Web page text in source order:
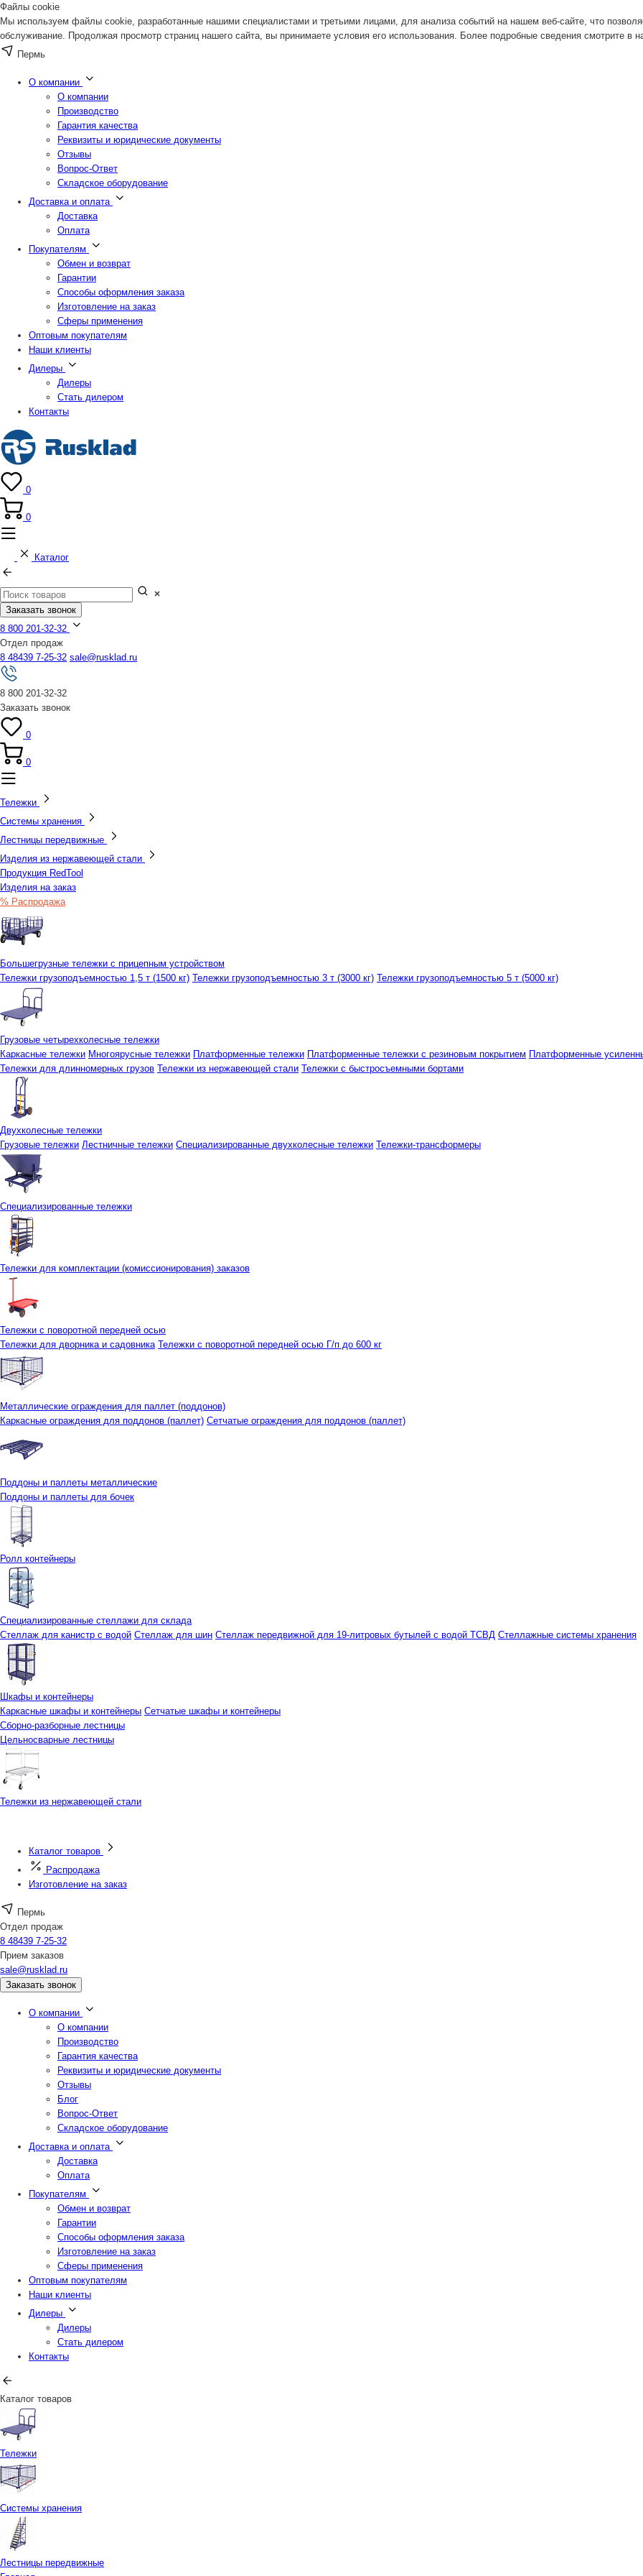
Файлы cookie
Мы используем файлы cookie, разработанные нашими специалистами и третьими лицами, для анализа событий на нашем веб-сайте, что
обслуживание. Продолжая просмотр страниц нашего сайта, вы принимаете условия его использования. Более подробные сведения смотрите в
Пермь
О компании
О компании
Производство
Гарантия качества
Реквизиты и юридические документы
Отзывы
Вопрос-Ответ
Складское оборудование
Доставка и оплата
Доставка
Оплата
Покупателям
Обмен и возврат
Гарантии
Способы оформления заказа
Изготовление на заказ
Сферы применения
Оптовым покупателям
Наши клиенты
Дилеры
Дилеры
Стать дилером
Контакты
0
0
Каталог
Заказать звонок
8 800 201-32-32
Отдел продаж
8 48439 7-25-32 sale@rusklad.ru
8 800 201-32-32
Заказать звонок
0
0
Тележки
Системы хранения
Лестницы передвижные
Изделия из нержавеющей стали
Продукция RedTool
Изделия на заказ
% Распродажа
Большегрузные тележки с прицепным устройством
Тележки грузоподъемностью 1,5 т (1500 кг) Тележки грузоподъемностью 3 т (3000 кг) Тележки грузоподъемностью 5 т (5000 кг)
Грузовые четырехколесные тележки
Каркасные тележки Многоярусные тележки Платформенные тележки Платформенные тележки с резиновым покрытием Платформенные
Тележки для длинномерных грузов Тележки из нержавеющей стали Тележки с быстросъемными бортами
Двухколесные тележки
Грузовые тележки Лестничные тележки Специализированные двухколесные тележки Тележки-трансформеры
Специализированные тележки
Тележки для комплектации (комиссионирования) заказов
Тележки с поворотной передней осью
Тележки для дворника и садовника Тележки с поворотной передней осью Г/п до 600 кг
Металлические ограждения для паллет (поддонов)
Каркасные ограждения для поддонов (паллет) Сетчатые ограждения для поддонов (паллет)
Поддоны и паллеты металлические
Поддоны и паллеты для бочек
Ролл контейнеры
Специализированные стеллажи для склада
Стеллаж для канистр с водой Стеллаж для шин Стеллаж передвижной для 19-литровых бутылей с водой ТСВД Стеллажные системы хранения
Шкафы и контейнеры
Каркасные шкафы и контейнеры Сетчатые шкафы и контейнеры
Сборно-разборные лестницы
Цельносварные лестницы
Тележки из нержавеющей стали
Каталог товаров
Распродажа
Изготовление на заказ
Пермь
Отдел продаж
8 48439 7-25-32
Прием заказов
sale@rusklad.ru
Заказать звонок
О компании
О компании
Производство
Гарантия качества
Реквизиты и юридические документы
Отзывы
Блог
Вопрос-Ответ
Складское оборудование
Доставка и оплата
Доставка
Оплата
Покупателям
Обмен и возврат
Гарантии
Способы оформления заказа
Изготовление на заказ
Сферы применения
Оптовым покупателям
Наши клиенты
Дилеры
Дилеры
Стать дилером
Контакты
Каталог товаров
Тележки
Системы хранения
Лестницы передвижные